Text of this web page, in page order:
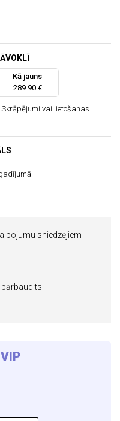
Kā jauns
289.90 €
vai lietošanas
sniedzējiem
VIP